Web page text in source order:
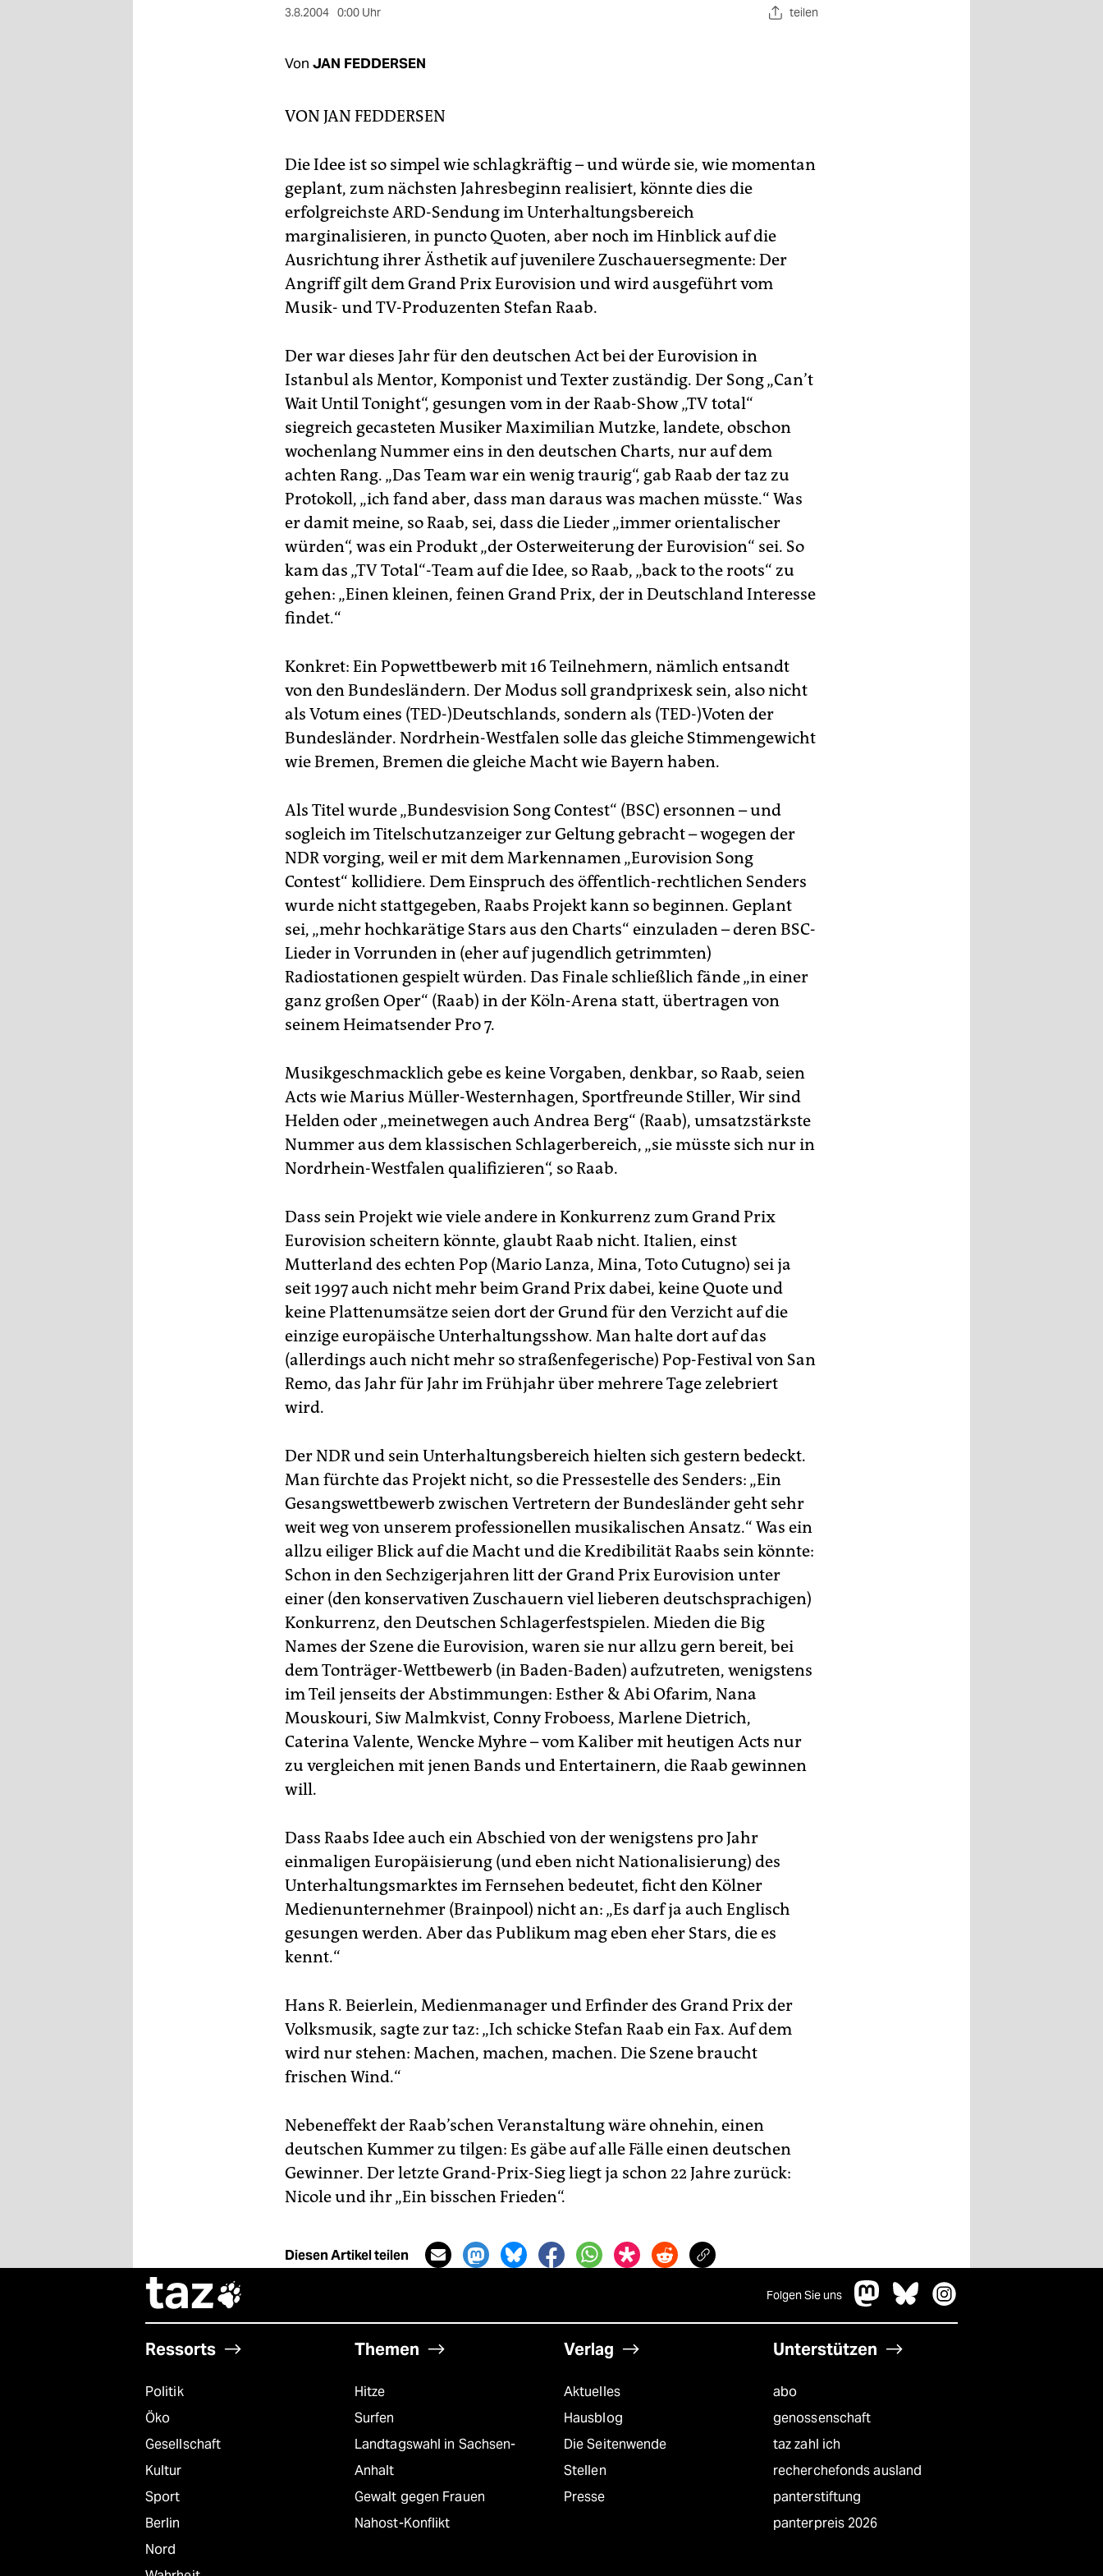
3.8.2004 0:00 Uhr teilen
Von JAN FEDDERSEN
VON JAN FEDDERSEN
Die Idee ist so simpel wie schlagkräftig – und würde sie, wie momentan
geplant, zum nächsten Jahresbeginn realisiert, könnte dies die
erfolgreichste ARD-Sendung im Unterhaltungsbereich
marginalisieren, in puncto Quoten, aber noch im Hinblick auf die
Ausrichtung ihrer Ästhetik auf juvenilere Zuschauersegmente: Der
Angriff gilt dem Grand Prix Eurovision und wird ausgeführt vom
Musik- und TV-Produzenten Stefan Raab.
Der war dieses Jahr für den deutschen Act bei der Eurovision in
Istanbul als Mentor, Komponist und Texter zuständig. Der Song „Can’t
Wait Until Tonight“, gesungen vom in der Raab-Show „TV total“
siegreich gecasteten Musiker Maximilian Mutzke, landete, obschon
wochenlang Nummer eins in den deutschen Charts, nur auf dem
achten Rang. „Das Team war ein wenig traurig“, gab Raab der taz zu
Protokoll, „ich fand aber, dass man daraus was machen müsste.“ Was
er damit meine, so Raab, sei, dass die Lieder „immer orientalischer
würden“, was ein Produkt „der Osterweiterung der Eurovision“ sei. So
kam das „TV Total“-Team auf die Idee, so Raab, „back to the roots“ zu
gehen: „Einen kleinen, feinen Grand Prix, der in Deutschland Interesse
findet.“
Konkret: Ein Popwettbewerb mit 16 Teilnehmern, nämlich entsandt
von den Bundesländern. Der Modus soll grandprixesk sein, also nicht
als Votum eines (TED-)Deutschlands, sondern als (TED-)Voten der
Bundesländer. Nordrhein-Westfalen solle das gleiche Stimmengewicht
wie Bremen, Bremen die gleiche Macht wie Bayern haben.
Als Titel wurde „Bundesvision Song Contest“ (BSC) ersonnen – und
sogleich im Titelschutzanzeiger zur Geltung gebracht – wogegen der
NDR vorging, weil er mit dem Markennamen „Eurovision Song
Contest“ kollidiere. Dem Einspruch des öffentlich-rechtlichen Senders
wurde nicht stattgegeben, Raabs Projekt kann so beginnen. Geplant
sei, „mehr hochkarätige Stars aus den Charts“ einzuladen – deren BSC-
Lieder in Vorrunden in (eher auf jugendlich getrimmten)
Radiostationen gespielt würden. Das Finale schließlich fände „in einer
ganz großen Oper“ (Raab) in der Köln-Arena statt, übertragen von
seinem Heimatsender Pro 7.
Musikgeschmacklich gebe es keine Vorgaben, denkbar, so Raab, seien
Acts wie Marius Müller-Westernhagen, Sportfreunde Stiller, Wir sind
Helden oder „meinetwegen auch Andrea Berg“ (Raab), umsatzstärkste
Nummer aus dem klassischen Schlagerbereich, „sie müsste sich nur in
Nordrhein-Westfalen qualifizieren“, so Raab.
Dass sein Projekt wie viele andere in Konkurrenz zum Grand Prix
Eurovision scheitern könnte, glaubt Raab nicht. Italien, einst
Mutterland des echten Pop (Mario Lanza, Mina, Toto Cutugno) sei ja
seit 1997 auch nicht mehr beim Grand Prix dabei, keine Quote und
keine Plattenumsätze seien dort der Grund für den Verzicht auf die
einzige europäische Unterhaltungsshow. Man halte dort auf das
(allerdings auch nicht mehr so straßenfegerische) Pop-Festival von San
Remo, das Jahr für Jahr im Frühjahr über mehrere Tage zelebriert
wird.
Der NDR und sein Unterhaltungsbereich hielten sich gestern bedeckt.
Man fürchte das Projekt nicht, so die Pressestelle des Senders: „Ein
Gesangswettbewerb zwischen Vertretern der Bundesländer geht sehr
weit weg von unserem professionellen musikalischen Ansatz.“ Was ein
allzu eiliger Blick auf die Macht und die Kredibilität Raabs sein könnte:
Schon in den Sechzigerjahren litt der Grand Prix Eurovision unter
einer (den konservativen Zuschauern viel lieberen deutschsprachigen)
Konkurrenz, den Deutschen Schlagerfestspielen. Mieden die Big
Names der Szene die Eurovision, waren sie nur allzu gern bereit, bei
dem Tonträger-Wettbewerb (in Baden-Baden) aufzutreten, wenigstens
im Teil jenseits der Abstimmungen: Esther & Abi Ofarim, Nana
Mouskouri, Siw Malmkvist, Conny Froboess, Marlene Dietrich,
Caterina Valente, Wencke Myhre – vom Kaliber mit heutigen Acts nur
zu vergleichen mit jenen Bands und Entertainern, die Raab gewinnen
will.
Dass Raabs Idee auch ein Abschied von der wenigstens pro Jahr
einmaligen Europäisierung (und eben nicht Nationalisierung) des
Unterhaltungsmarktes im Fernsehen bedeutet, ficht den Kölner
Medienunternehmer (Brainpool) nicht an: „Es darf ja auch Englisch
gesungen werden. Aber das Publikum mag eben eher Stars, die es
kennt.“
Hans R. Beierlein, Medienmanager und Erfinder des Grand Prix der
Volksmusik, sagte zur taz: „Ich schicke Stefan Raab ein Fax. Auf dem
wird nur stehen: Machen, machen, machen. Die Szene braucht
frischen Wind.“
Nebeneffekt der Raab’schen Veranstaltung wäre ohnehin, einen
deutschen Kummer zu tilgen: Es gäbe auf alle Fälle einen deutschen
Gewinner. Der letzte Grand-Prix-Sieg liegt ja schon 22 Jahre zurück:
Nicole und ihr „Ein bisschen Frieden“.
Diesen Artikel teilen
taz Folgen Sie uns
Ressorts
Politik
Öko
Gesellschaft
Kultur
Sport
Berlin
Nord
Themen
Hitze
Surfen
Landtagswahl in Sachsen-
Anhalt
Gewalt gegen Frauen
Nahost-Konflikt
Verlag
Aktuelles
Hausblog
Die Seitenwende
Stellen
Presse
Unterstützen
abo
genossenschaft
taz zahl ich
recherchefonds ausland
panterstiftung
panterpreis 2026